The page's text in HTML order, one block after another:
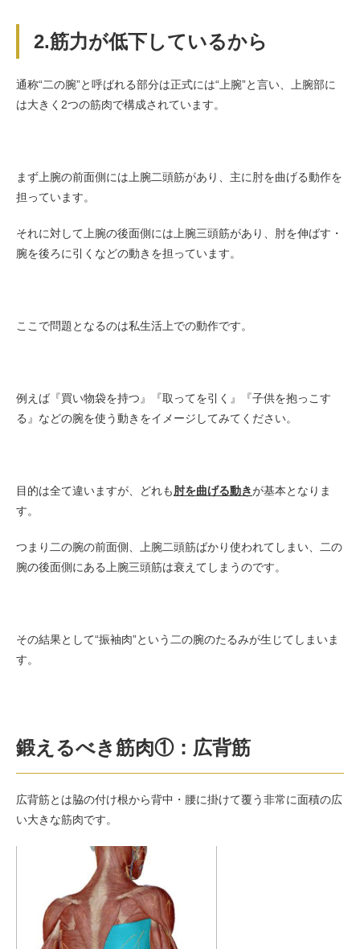
2.筋力が低下しているから
通称“二の腕”と呼ばれる部分は正式には“上腕”と言い、上腕部に
は大きく2つの筋肉で構成されています。
まず上腕の前面側には上腕二頭筋があり、主に肘を曲げる動作を
担っています。
それに対して上腕の後面側には上腕三頭筋があり、肘を伸ばす・
腕を後ろに引くなどの動きを担っています。
ここで問題となるのは私生活上での動作です。
例えば『買い物袋を持つ』『取ってを引く』『子供を抱っこす
る』などの腕を使う動きをイメージしてみてください。
目的は全て違いますが、どれも肘を曲げる動きが基本となりま
す。
つまり二の腕の前面側、上腕二頭筋ばかり使われてしまい、二の
腕の後面側にある上腕三頭筋は衰えてしまうのです。
その結果として“振袖肉”という二の腕のたるみが生じてしまいま
す。
鍛えるべき筋肉①：広背筋
広背筋とは脇の付け根から背中・腰に掛けて覆う非常に面積の広
い大きな筋肉です。